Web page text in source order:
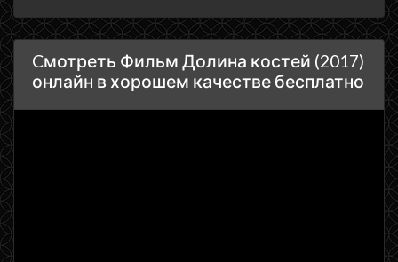
Cмотреть Фильм Долина костей (2017)
онлайн в хорошем качестве бесплатно